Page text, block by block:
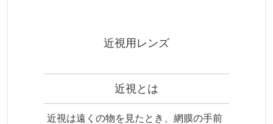
近視用レンズ
近視とは
近視は遠くの物を見たとき、網膜の手前